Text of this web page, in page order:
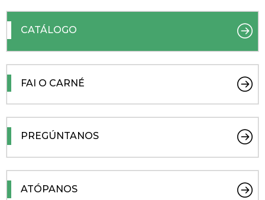
CATÁLOGO
FAI O CARNÉ
PREGÚNTANOS
ATÓPANOS